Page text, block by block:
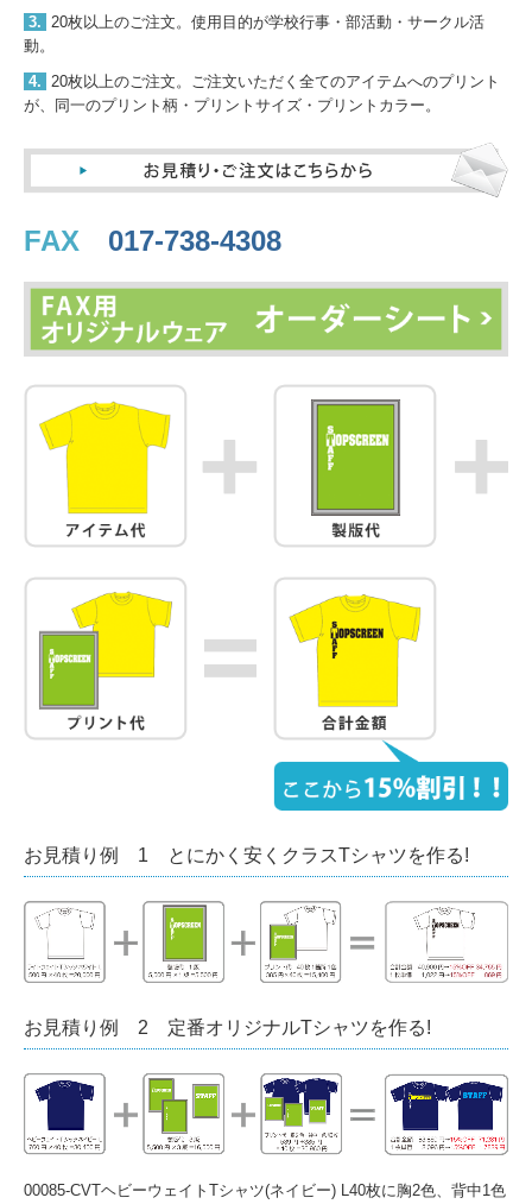
3.
20枚以上のご注文。使用目的が学校行事・部活動・サークル活
動。
4.
20枚以上のご注文。ご注文いただく全てのアイテムへのプリント
が、同一のプリント柄・プリントサイズ・プリントカラー。
FAX 017-738-4308
お見積り例 1 とにかく安くクラスTシャツを作る!
お見積り例 2 定番オリジナルTシャツを作る!
00085-CVTヘビーウェイトTシャツ(ネイビー) L40枚に胸2色、背中1色